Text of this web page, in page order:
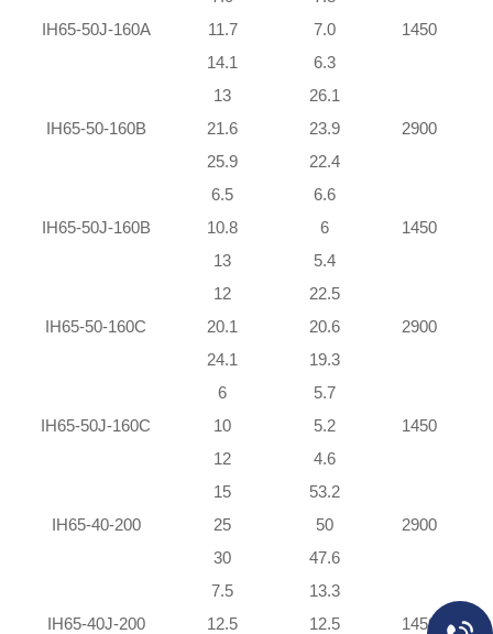
IH65-50J-160A
11.7
14.1
7.0
6.3
1450
IH65-50-160B
13
21.6
25.9
26.1
23.9
22.4
2900
IH65-50J-160B
6.5
10.8
13
6.6
6
5.4
1450
IH65-50-160C
12
20.1
24.1
22.5
20.6
19.3
2900
IH65-50J-160C
6
10
12
5.7
5.2
4.6
1450
IH65-40-200
15
25
30
53.2
50
47.6
2900
IH65-40J-200
7.5
12.5
13.3
12.5
1450